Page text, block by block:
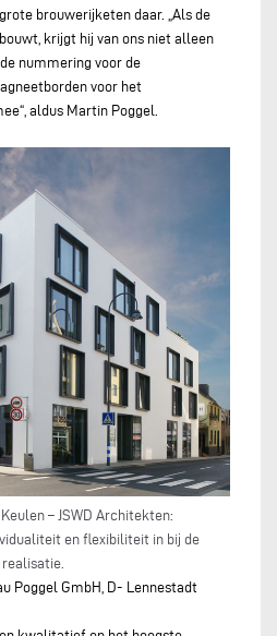
brouwerijketen daar. „Als de
krijgt hij van ons niet alleen
nummering voor de
voor het
aldus Martin Poggel.
– JSWD Architekten:
en flexibiliteit in bij de
realisatie.
Poggel GmbH, D- Lennestadt